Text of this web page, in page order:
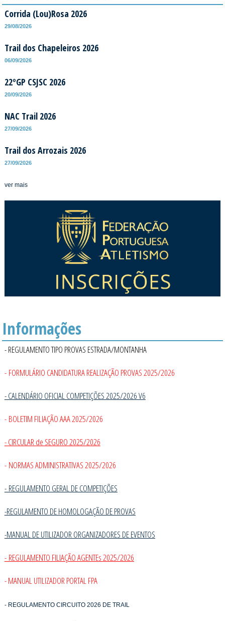
Corrida (Lou)Rosa 2026
29/08/2026
Trail dos Chapeleiros 2026
06/09/2026
22ºGP CSJSC 2026
20/09/2026
NAC Trail 2026
27/09/2026
Trail dos Arrozais 2026
27/09/2026
ver mais
Informações
- REGULAMENTO TIPO PROVAS ESTRADA/MONTANHA
- FORMULÁRIO CANDIDATURA REALIZAÇÃO PROVAS 2025/2026
- CALENDÁRIO OFICIAL COMPETIÇÕES 2025/2026 V6
- BOLETIM FILIAÇÃO AAA 2025/2026
- CIRCULAR de SEGURO 2025/2026
- NORMAS ADMINISTRATIVAS 2025/2026
- REGULAMENTO GERAL DE COMPETIÇÕES
-REGULAMENTO DE HOMOLOGAÇÃO DE PROVAS
-MANUAL DE UTILIZADOR ORGANIZADORES DE EVENTOS
- REGULAMENTO FILIAÇÃO AGENTEs 2025/2026
- MANUAL UTILIZADOR PORTAL FPA
- REGULAMENTO CIRCUITO 2026 DE TRAIL